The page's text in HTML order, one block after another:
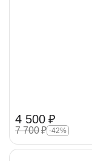
4 500 ₽
7 700₽ -42%